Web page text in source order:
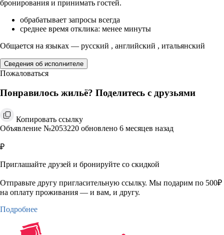
бронирования и принимать гостей.
обрабатывает запросы всегда
среднее время отклика: менее минуты
Общается на языках — русский , английский , итальянский
Сведения об исполнителе
Пожаловаться
Понравилось жильё? Поделитесь с друзьями
Копировать ссылку
Объявление №2053220 обновлено 6 месяцев назад
₽
Приглашайте друзей и бронируйте со скидкой
Отправьте другу пригласительную ссылку. Мы подарим по 500₽
на оплату проживания — и вам, и другу.
Подробнее